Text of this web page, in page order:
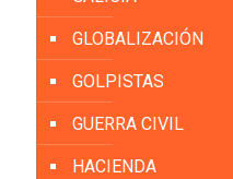
GLOBALIZACIÓN
GOLPISTAS
GUERRA CIVIL
HACIENDA